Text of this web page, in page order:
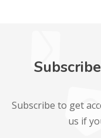
Subscribe to get
us if